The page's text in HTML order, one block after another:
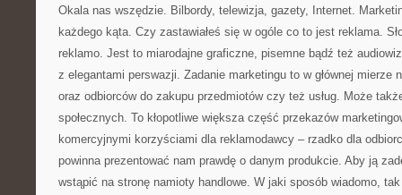
Okala nas wszędzie. Bilbordy, telewizja, gazety, Internet.
każdego kąta. Czy zastawiałeś się w ogóle co to jest reklama.
reklamo. Jest to miarodajne graficzne, pisemne bądź też
z elegantami perswazji. Zadanie marketingu to w głównej mierze
oraz odbiorców do zakupu przedmiotów czy też usług. Może
społecznych. To kłopotliwe większa część przekazów
komercyjnymi korzyściami dla reklamodawcy – rzadko dla
powinna prezentować nam prawdę o danym produkcie. Aby ją
wstąpić na stronę namioty handlowe. W jaki sposób wiadomo,